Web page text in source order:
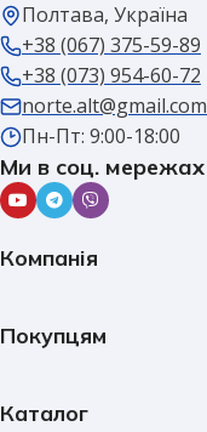
Полтава, Україна
+38 (067) 375-59-89
+38 (073) 954-60-72
norte.alt@gmail.com
Пн-Пт: 9:00-18:00
Ми в соц. мережах
Компанія
Покупцям
Каталог